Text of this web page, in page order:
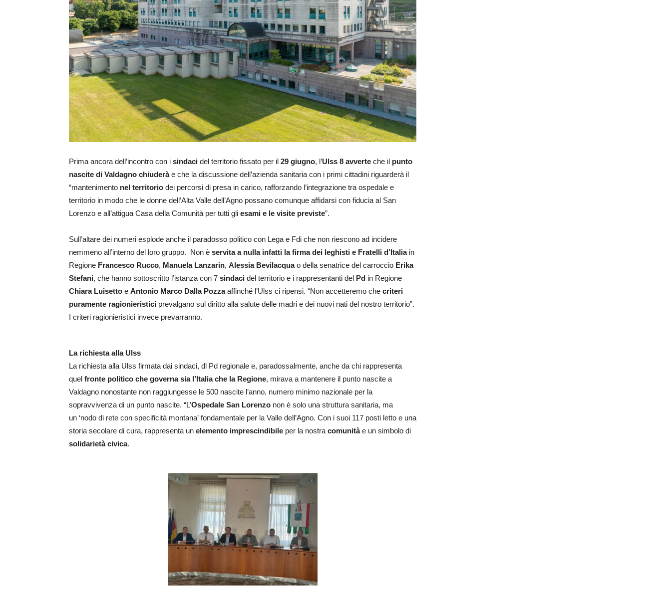
Prima ancora dell’incontro con i sindaci del territorio fissato per il 29 giugno, l’Ulss 8 avverte che il punto
nascite di Valdagno chiuderàe che la discussione dell’azienda sanitaria con i primi cittadini riguarderà il
“mantenimento nel territorio dei percorsi di presa in carico, rafforzando l’integrazione tra ospedale e
territorio in modo che le donne dell’Alta Valle dell’Agno possano comunque affidarsi con fiducia al San
Lorenzo e all’attigua Casa della Comunità per tutti gli esami e le visite previste”.
Sull’altare dei numeri esplode anche il paradosso politico con Lega e Fdi che non riescono ad incidere
nemmeno all’interno del loro gruppo. Non è servita a nulla infatti la firma dei leghisti e Fratelli d’Italiain
Regione Francesco Rucco, Manuela Lanzarin, Alessia Bevilacquao della senatrice del carroccio Erika
Stefani, che hanno sottoscritto l’istanza con 7 sindaci del territorio e i rappresentanti del Pd in Regione
Chiara Luisetto e Antonio Marco Dalla Pozzaaffinché l’Ulss ci ripensi. “Non accetteremo che criteri
puramente ragionieristici prevalgano sul diritto alla salute delle madri e dei nuovi nati del nostro territorio”.
I criteri ragionieristici invece prevarranno.
La richiesta alla Ulss
La richiesta alla Ulss firmata dai sindaci, dl Pd regionale e, paradossalmente, anche da chi rappresenta
quel fronte politico che governa sia l’Italia che la Regione, mirava a mantenere il punto nascite a
Valdagno nonostante non raggiungesse le 500 nascite l’anno, numero minimo nazionale per la
sopravvivenza di un punto nascite. “L’Ospedale San Lorenzo non è solo una struttura sanitaria, ma
un ‘nodo di rete con specificità montana’ fondamentale per la Valle dell’Agno. Con i suoi 117 posti letto e una
storia secolare di cura, rappresenta un elemento imprescindibile per la nostra comunitàe un simbolo di
solidarietà civica.